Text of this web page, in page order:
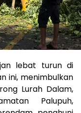
lebat turun di
ini, menimbulkan
Lurah Dalam,
Palupuh,